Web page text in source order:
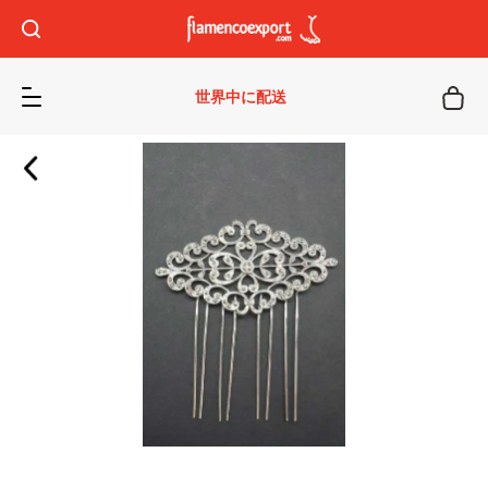
世界中に配送